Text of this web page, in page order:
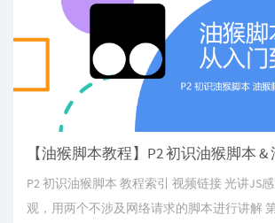
P2 初识油猴脚本 教程索引 视频链接 光讲JS
观，用两个不涉及网络请求的脚本进行讲解